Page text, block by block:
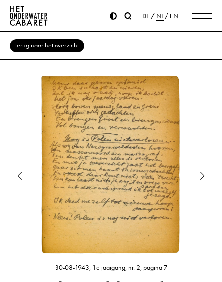
DE NL EN
terug naar het overzicht
30-08-1943, 1e jaargang, nr. 2, pagina 7